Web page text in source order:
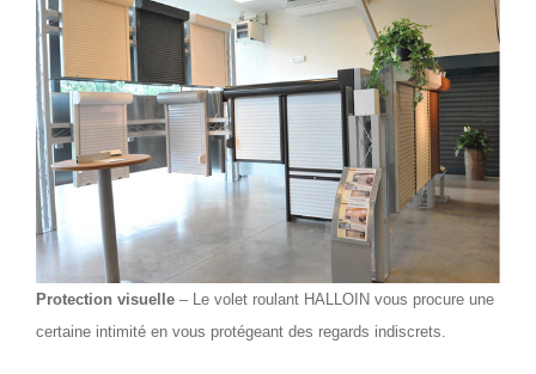
Protection visuelle – Le volet roulant HALLOIN vous procure une
certaine intimité en vous protégeant des regards indiscrets.